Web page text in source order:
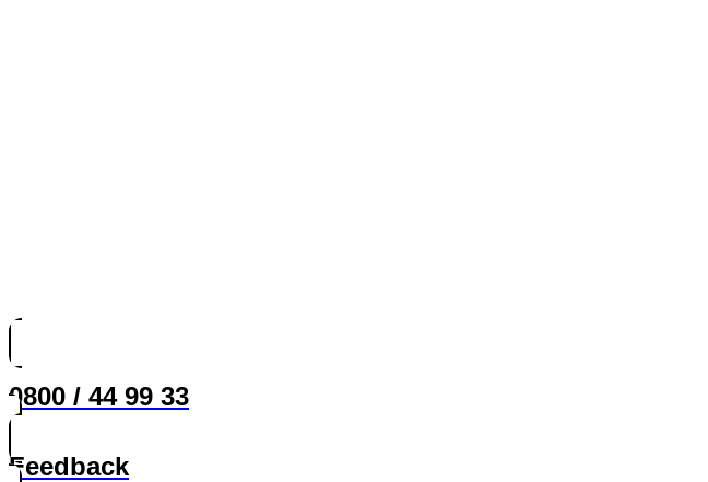
0800 / 44 99 33
Feedback